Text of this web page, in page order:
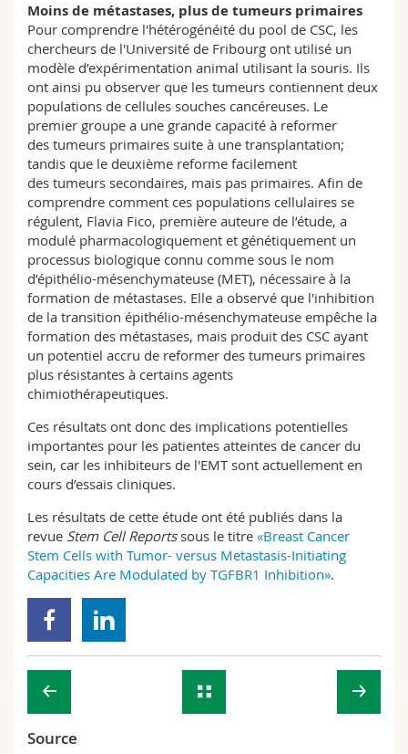
Moins de métastases, plus de tumeurs primaires
Pour comprendre l'hétérogénéité du pool de CSC, les
chercheurs de l'Université de Fribourg ont utilisé un
modèle d’expérimentation animal utilisant la souris. Ils
ont ainsi pu observer que les tumeurs contiennent deux
populations de cellules souches cancéreuses. Le
premier groupe a une grande capacité à reformer
des tumeurs primaires suite à une transplantation;
tandis que le deuxième reforme facilement
des tumeurs secondaires, mais pas primaires. Afin de
comprendre comment ces populations cellulaires se
régulent, Flavia Fico, première auteure de l’étude, a
modulé pharmacologiquement et génétiquement un
processus biologique connu comme sous le nom
d’épithélio-mésenchymateuse (MET), nécessaire à la
formation de métastases. Elle a observé que l'inhibition
de la transition épithélio-mésenchymateuse empêche la
formation des métastases, mais produit des CSC ayant
un potentiel accru de reformer des tumeurs primaires
plus résistantes à certains agents
chimiothérapeutiques.
Ces résultats ont donc des implications potentielles
importantes pour les patientes atteintes de cancer du
sein, car les inhibiteurs de l'EMT sont actuellement en
cours d’essais cliniques.
Les résultats de cette étude ont été publiés dans la
revue Stem Cell Reportssous le titre «Breast Cancer
Stem Cells with Tumor- versus Metastasis-Initiating
Capacities Are Modulated by TGFBR1 Inhibition».
Source